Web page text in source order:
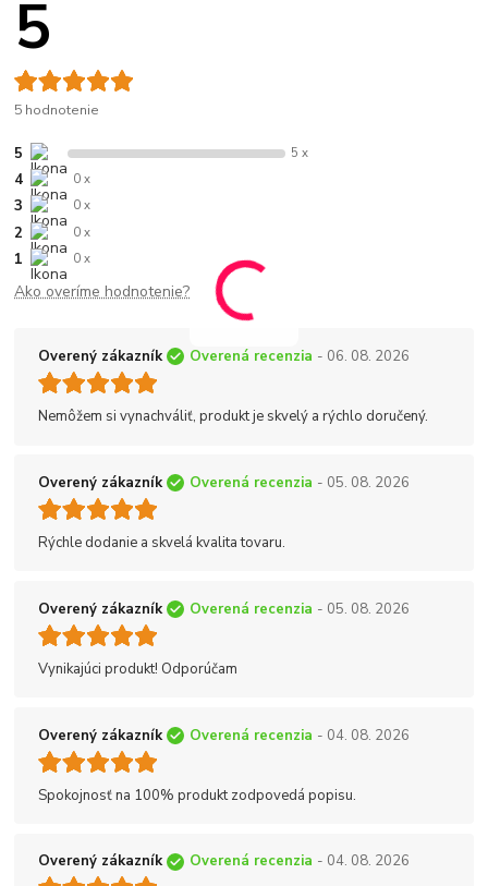
5
5 hodnotenie
5 5 x
4 0 x
3 0 x
2 0 x
1 0 x
Ako overíme hodnotenie?
Overený zákazník Overená recenzia - 06. 08. 2026
Nemôžem si vynachváliť, produkt je skvelý a rýchlo doručený.
Overený zákazník Overená recenzia - 05. 08. 2026
Rýchle dodanie a skvelá kvalita tovaru.
Overený zákazník Overená recenzia - 05. 08. 2026
Vynikajúci produkt! Odporúčam
Overený zákazník Overená recenzia - 04. 08. 2026
Spokojnosť na 100% produkt zodpovedá popisu.
Overený zákazník Overená recenzia - 04. 08. 2026